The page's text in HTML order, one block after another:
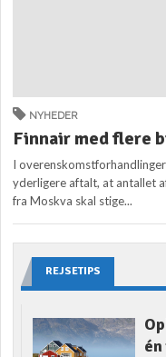
NYHEDER
Finnair med flere
I
yderligere aftalt, at antallet
fra Moskva skal stige...
REJSETIPS